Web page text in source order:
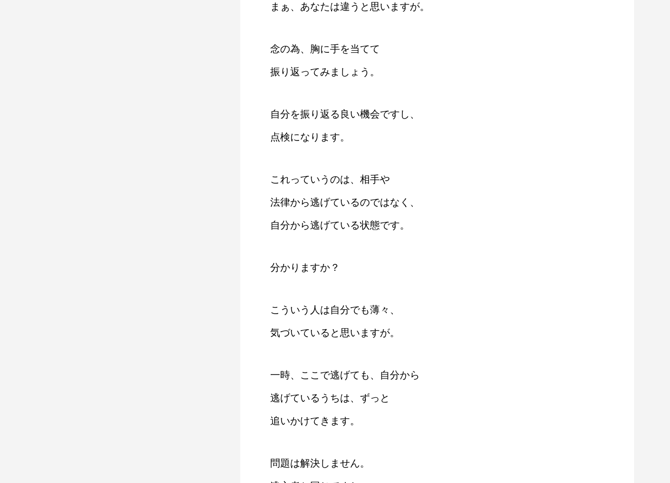
まぁ、あなたは違うと思いますが。
念の為、胸に手を当てて
振り返ってみましょう。
自分を振り返る良い機会ですし、
点検になります。
これっていうのは、相手や
法律から逃げているのではなく、
自分から逃げている状態です。
分かりますか？
こういう人は自分でも薄々、
気づいていると思いますが。
一時、ここで逃げても、自分から
逃げているうちは、ずっと
追いかけてきます。
問題は解決しません。